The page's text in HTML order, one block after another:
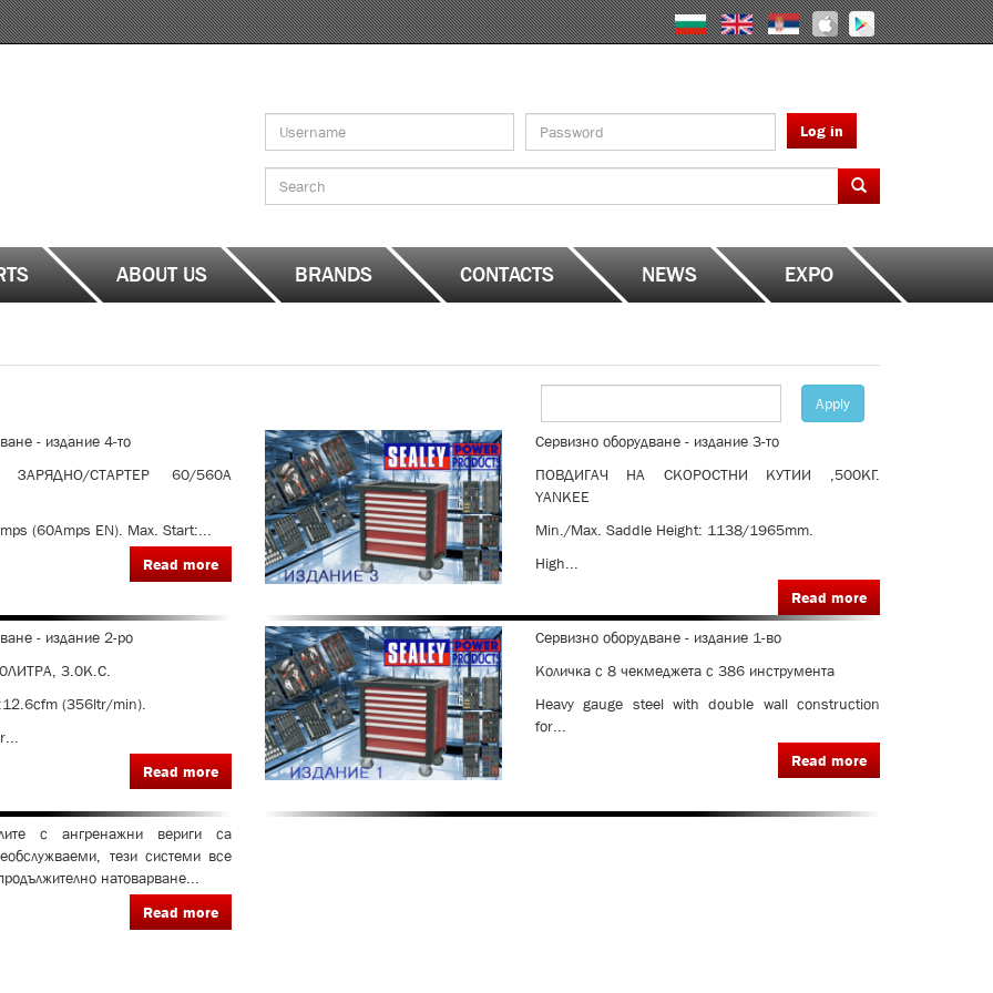
Log in
Search
ABOUT US BRANDS CONTACTS NEWS EXPO
Apply
- издание 4-то
ЗАРЯДНО/СТАРТЕР 60/560А
(60Amps EN). Max. Start:...
Read more
Сервизно оборудване - издание 3-то
ПОВДИГАЧ НА СКОРОСТНИ КУТИИ ,500КГ.
YANKEE
Min./Max. Saddle Height: 1138/1965mm.
High...
Read more
- издание 2-ро
3.0К.С.
(356ltr/min).
Read more
Сервизно оборудване - издание 1-во
Количка с 8 чекмеджета с 386 инструмента
Heavy gauge steel with double wall construction
for...
Read more
с ангренажни вериги са
тези системи все
натоварване...
Read more